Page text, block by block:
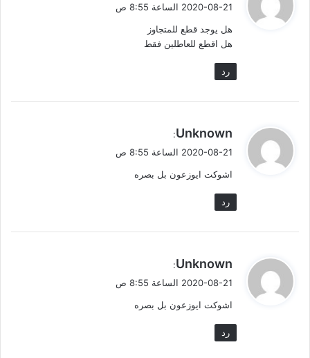
ل
2020-08-21 الساعة 8:55 ص
هل يوجد قطع للمتجاوز
هل اقطع للعاطلين فقط
رد
ي
ل
Unknown
:
2020-08-21 الساعة 8:55 ص
اشوكت ايوزعون بل بصره
رد
ي
ل
Unknown
:
2020-08-21 الساعة 8:55 ص
اشوكت ايوزعون بل بصره
رد